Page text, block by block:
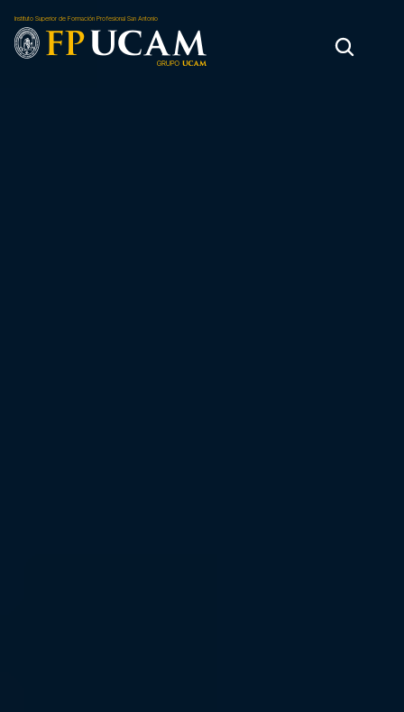
Instituto Superior de Formación Profesional San Antonio